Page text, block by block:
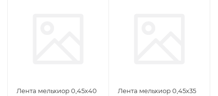
Лента мельхиор 0,45х40
Лента мельхиор 0,45х35